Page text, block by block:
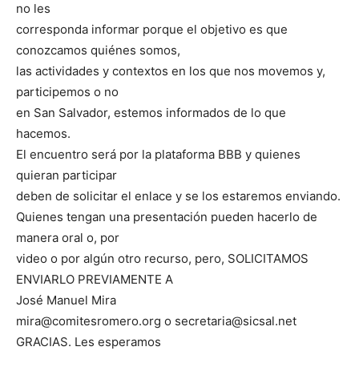
no les
corresponda informar porque el objetivo es que
conozcamos quiénes somos,
las actividades y contextos en los que nos movemos y,
participemos o no
en San Salvador, estemos informados de lo que
hacemos.
El encuentro será por la plataforma BBB y quienes
quieran participar
deben de solicitar el enlace y se los estaremos enviando.
Quienes tengan una presentación pueden hacerlo de
manera oral o, por
video o por algún otro recurso, pero, SOLICITAMOS
ENVIARLO PREVIAMENTE A
José Manuel Mira
mira@comitesromero.org o secretaria@sicsal.net
GRACIAS. Les esperamos